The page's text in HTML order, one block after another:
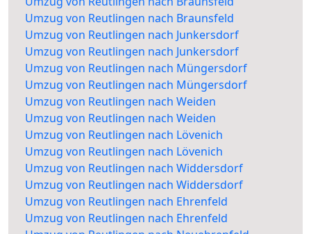
Umzug von Reutlingen nach Braunsfeld
Umzug von Reutlingen nach Junkersdorf
Umzug von Reutlingen nach Junkersdorf
Umzug von Reutlingen nach Müngersdorf
Umzug von Reutlingen nach Müngersdorf
Umzug von Reutlingen nach Weiden
Umzug von Reutlingen nach Weiden
Umzug von Reutlingen nach Lövenich
Umzug von Reutlingen nach Lövenich
Umzug von Reutlingen nach Widdersdorf
Umzug von Reutlingen nach Widdersdorf
Umzug von Reutlingen nach Ehrenfeld
Umzug von Reutlingen nach Ehrenfeld